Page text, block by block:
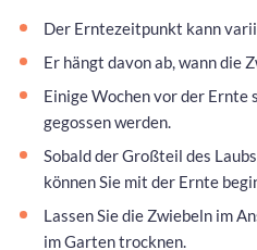
Der Erntezeitpunkt kann
Er hängt davon ab, wann die
Einige Wochen vor der Ernte
gegossen werden.
Sobald der Großteil des
können Sie mit der Ernte
Lassen Sie die Zwiebeln im
im Garten trocknen.